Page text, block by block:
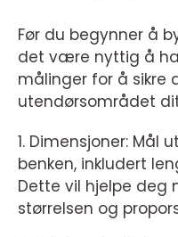
Før du begynner å
det være nyttig å
målinger for å sikre
utendørsområdet
1. Dimensjoner: Mål
benken, inkludert
Dette vil hjelpe deg
størrelsen og